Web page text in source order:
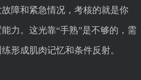
障和紧急情况，考核的就是你
力。这光靠“手熟”是不够的，需
形成肌肉记忆和条件反射。